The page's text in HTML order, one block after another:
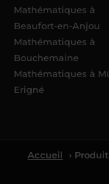
Mathématiques à
Beaufort-en-Anjou
Mathématiques à
Bouchemaine
Mathématiques à
Erigné
Accueil ›